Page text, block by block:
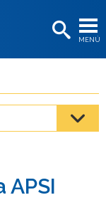
MENÚ
APSI